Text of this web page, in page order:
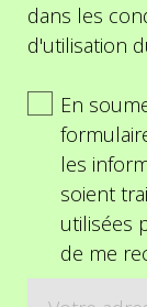
dans les
d'utilisation
En
les
soient
utilisées
de me